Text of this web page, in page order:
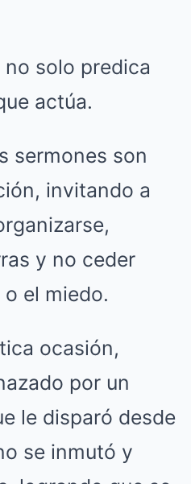
no solo predica
actúa.
sermones son
invitando a
y no ceder
el miedo.
ocasión,
por un
le disparó desde
se inmutó y